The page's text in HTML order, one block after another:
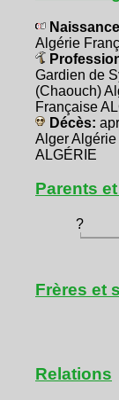
Algérie
Gardien de
(Chaouch)
Française
Décès:
Alger
ALGÉRIE
Parents
?
Frères et
Relations